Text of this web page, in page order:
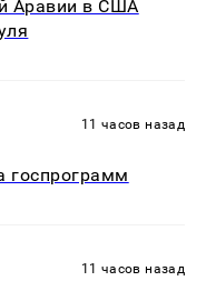
Аравии в США
11 часов назад
госпрограмм
11 часов назад